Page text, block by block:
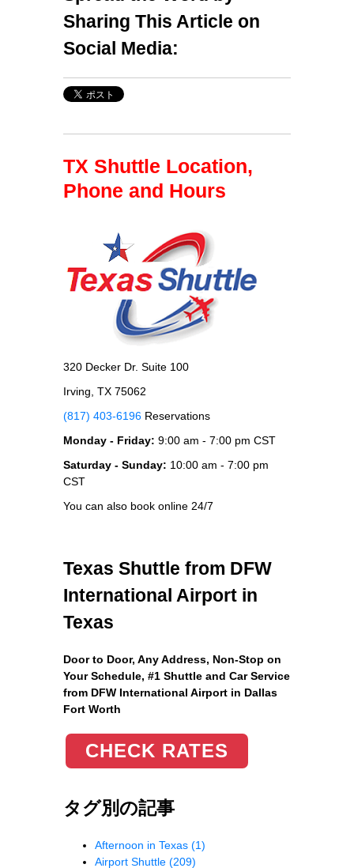
Sharing This Article on
Social Media:
TX Shuttle Location,
Phone and Hours
320 Decker Dr. Suite 100
Irving, TX 75062
(817) 403-6196 Reservations
Monday - Friday: 9:00 am - 7:00 pm CST
Saturday - Sunday: 10:00 am - 7:00 pm
CST
You can also book online 24/7
Texas Shuttle from DFW
International Airport in
Texas
Door to Door, Any Address, Non-Stop on
Your Schedule, #1 Shuttle and Car Service
from DFW International Airport in Dallas
Fort Worth
CHECK RATES
タグ別の記事
Afternoon in Texas (1)
Airport Shuttle (209)